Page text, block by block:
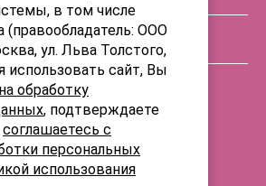
в том числе
ООО
ул. Льва Толстого,
использовать сайт, Вы
обработку
, подтверждаете
соглашаетесь с
персональных
использования